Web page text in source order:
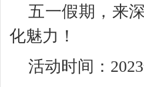
五一假期，来
化魅力！
活动时间：